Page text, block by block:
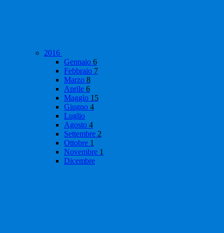
2016
Gennaio 6
Febbraio 7
Marzo 8
Aprile 6
Maggio 15
Giugno 4
Luglio
Agosto 4
Settembre 2
Ottobre 1
Novembre 1
Dicembre